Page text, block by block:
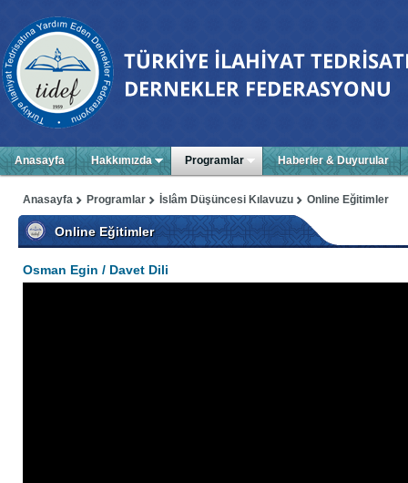
Anasayfa Hakkımızda Programlar Haberler & Duyurular
Online Eğitimler
İslâm Düşüncesi Kılavuzu
Programlar
Anasayfa
Online Eğitimler
Osman Egin / Davet Dili